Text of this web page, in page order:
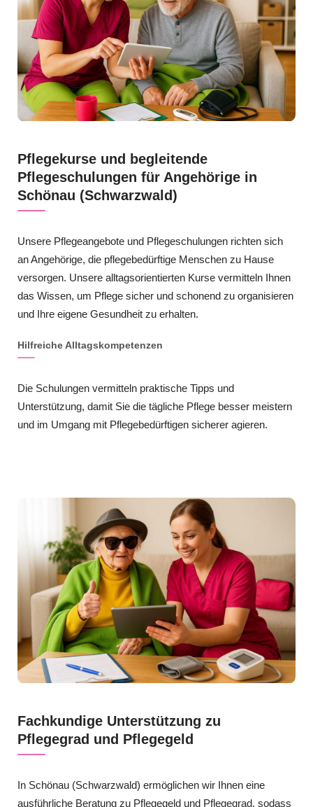
Pflegekurse und begleitende
Pflegeschulungen für Angehörige in
Schönau (Schwarzwald)
Unsere Pflegeangebote und Pflegeschulungen richten sich
an Angehörige, die pflegebedürftige Menschen zu Hause
versorgen. Unsere alltagsorientierten Kurse vermitteln Ihnen
das Wissen, um Pflege sicher und schonend zu organisieren
und Ihre eigene Gesundheit zu erhalten.
Hilfreiche Alltagskompetenzen
Die Schulungen vermitteln praktische Tipps und
Unterstützung, damit Sie die tägliche Pflege besser meistern
und im Umgang mit Pflegebedürftigen sicherer agieren.
Fachkundige Unterstützung zu
Pflegegrad und Pflegegeld
In Schönau (Schwarzwald) ermöglichen wir Ihnen eine
ausführliche Beratung zu Pflegegeld und Pflegegrad, sodass